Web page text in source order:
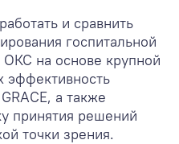
и сравнить
госпитальной
ОКС на основе крупной
эффективность
а также
принятия решений
точки зрения.